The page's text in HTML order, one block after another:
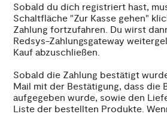
Sobald du dich registriert hast,
Schaltfläche "Zur Kasse gehen"
Zahlung fortzufahren. Du wirst
Redsys-Zahlungsgateway
Kauf abzuschließen.
Sobald die Zahlung bestätigt
Mail mit der Bestätigung, dass die
aufgegeben wurde, sowie den
Liste der bestellten Produkte.